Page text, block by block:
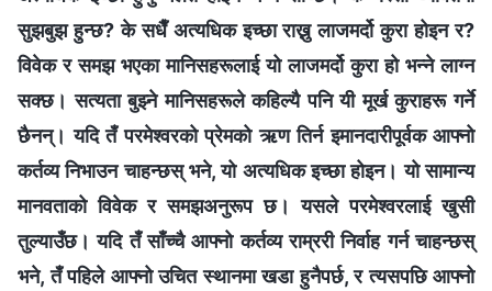
सुझबुझ हुन्छ? के सधैँ अत्यधिक इच्‍छा राख्नु लाजमर्दो कुरा होइन र?
विवेक र समझ भएका मानिसहरूलाई यो लाजमर्दो कुरा हो भन्‍ने लाग्न
सक्छ। सत्यता बुझ्‍ने मानिसहरूले कहिल्यै पनि यी मूर्ख कुराहरू गर्ने
छैनन्। यदि तँ परमेश्‍वरको प्रेमको ऋण तिर्न इमानदारीपूर्वक आफ्‍नो
कर्तव्य निभाउन चाहन्छस् भने, यो अत्यधिक इच्‍छा होइन। यो सामान्य
मानवताको विवेक र समझअनुरूप छ। यसले परमेश्‍वरलाई खुसी
तुल्याउँछ। यदि तँ साँच्चै आफ्नो कर्तव्य राम्ररी निर्वाह गर्न चाहन्छस्
भने, तँ पहिले आफ्नो उचित स्थानमा खडा हुनैपर्छ, र त्यसपछि आफ्नो